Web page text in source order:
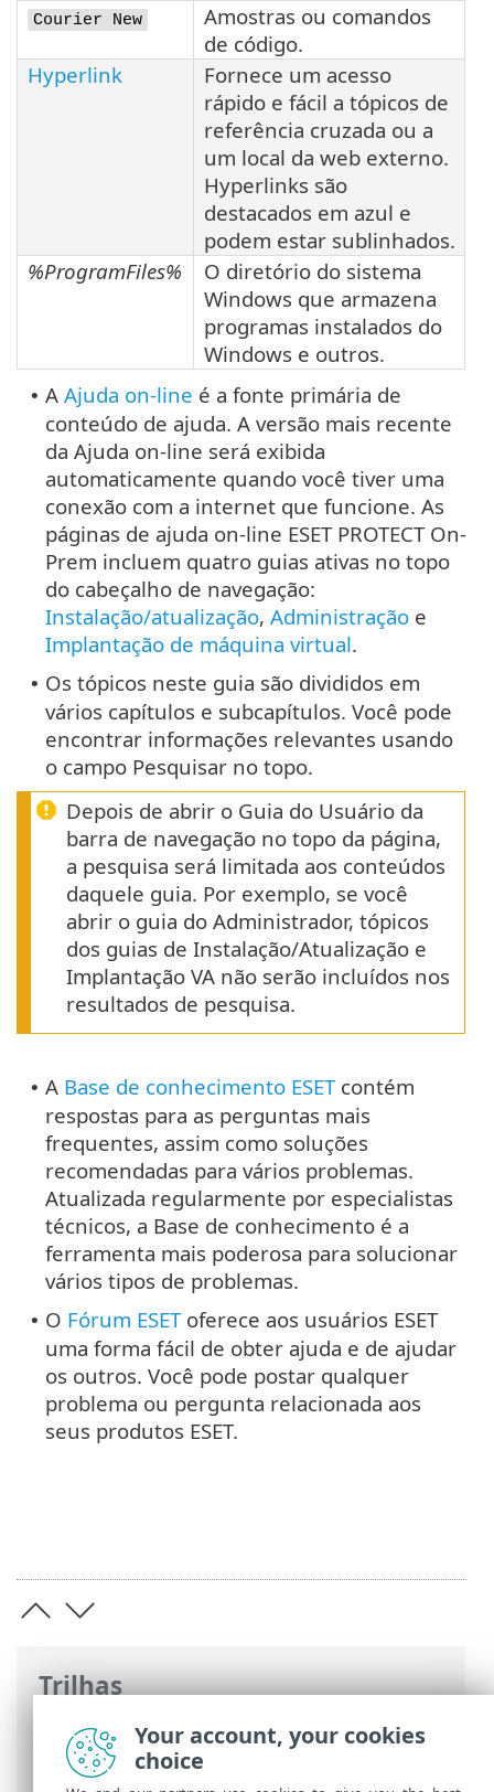
Trilhas
Ajuda on-line ESET>ESET PROTECT On-
Prem>Introdução > Sobre a ajuda
Courier New
Amostras ou comandos
de código.
Hyperlink
Fornece um acesso
rápido e fácil a tópicos de
referência cruzada ou a
um local da web externo.
Hyperlinks são
destacados em azul e
podem estar sublinhados.
%ProgramFiles%
O diretório do sistema
Windows que armazena
programas instalados do
Windows e outros.
• A Ajuda on-line é a fonte primária de
conteúdo de ajuda. A versão mais recente
da Ajuda on-line será exibida
automaticamente quando você tiver uma
conexão com a internet que funcione. As
páginas de ajuda on-line ESET PROTECT On-
Prem incluem quatro guias ativas no topo
do cabeçalho de navegação:
Instalação/atualização, Administração e
Implantação de máquina virtual.
• Os tópicos neste guia são divididos em
vários capítulos e subcapítulos. Você pode
encontrar informações relevantes usando
o campo Pesquisar no topo.
Depois de abrir o Guia do Usuário da
barra de navegação no topo da página,
a pesquisa será limitada aos conteúdos
daquele guia. Por exemplo, se você
abrir o guia do Administrador, tópicos
dos guias de Instalação/Atualização e
Implantação VA não serão incluídos nos
resultados de pesquisa.
• A Base de conhecimento ESETcontém
respostas para as perguntas mais
frequentes, assim como soluções
recomendadas para vários problemas.
Atualizada regularmente por especialistas
técnicos, a Base de conhecimento é a
ferramenta mais poderosa para solucionar
vários tipos de problemas.
• O Fórum ESEToferece aos usuários ESET
uma forma fácil de obter ajuda e de ajudar
os outros. Você pode postar qualquer
problema ou pergunta relacionada aos
seus produtos ESET.
Your account, your cookies
choice